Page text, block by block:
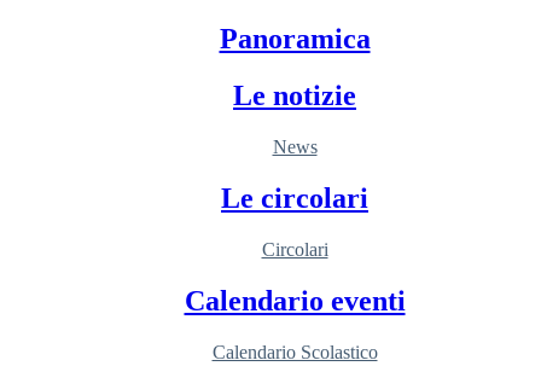
Panoramica
Le notizie
News
Le circolari
Circolari
Calendario eventi
Calendario Scolastico